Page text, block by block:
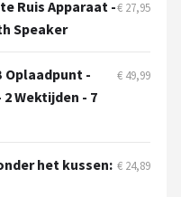
Ruis Apparaat -
Speaker
€ 27,95
Oplaadpunt -
Wektijden - 7
€ 49,99
het kussen: € 24,89